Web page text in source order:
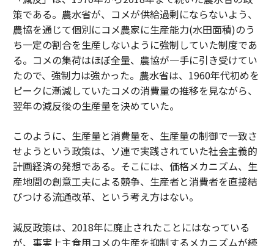
策である。農水省が、コメが供給過剰にならないよう、
農協を通じて個別にコメ農家に生産能力(水田面積)のう
ち一定の割合を生産しないように強制していた制度であ
る。コメの集荷はほぼ全量、農協が一手に引き受けてい
たので、強制力は強かった。農水省は、1960年代初めを
ピークに漸減していたコメの消費量の推移を見ながら、
翌年の減反後の生産量を決めていた。
このように、生産量と消費量を、生産量の制御で一致さ
せようという政策は、ソ連で実践されていた社会主義的
計画経済の発想である。そこには、価格メカニズム、生
産地間の創意工夫による競争、生産者と消費者を直接結
びつける流通改革、という考え方はない。
減反政策は、2018年に廃止されたことにはなっている
が、事実上主食用コメの生産を抑制するメカニズムが続